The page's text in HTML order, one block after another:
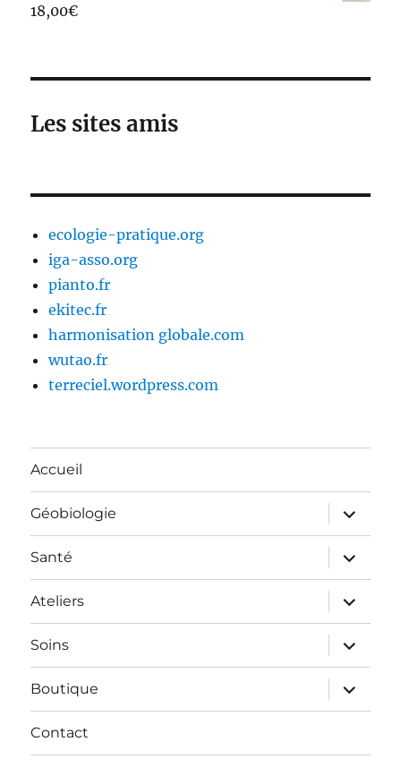
18,00€
Les sites amis
ecologie-pratique.org
iga-asso.org
pianto.fr
ekitec.fr
harmonisation globale.com
wutao.fr
terreciel.wordpress.com
Accueil
Géobiologie
ouvrir
le
sous-
menu
Santé
ouvrir
le
sous-
menu
Ateliers
ouvrir
le
sous-
menu
Soins
ouvrir
le
sous-
menu
Boutique
ouvrir
le
sous-
Contact